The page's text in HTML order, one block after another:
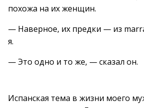
похожа на их женщин.
— Наверное, их предки — из
я.
— Это одно и то же, — сказал он.
Испанская тема в жизни моего